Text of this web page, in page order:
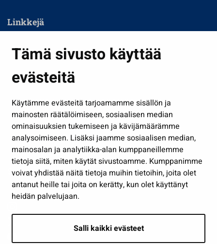
Tämä sivusto käyttää
evästeitä
Käytämme evästeitä tarjoamamme sisällön ja
mainosten räätälöimiseen, sosiaalisen median
ominaisuuksien tukemiseen ja kävijämäärämme
analysoimiseen. Lisäksi jaamme sosiaalisen median,
mainosalan ja analytiikka-alan kumppaneillemme
tietoja siitä, miten käytät sivustoamme. Kumppanimme
voivat yhdistää näitä tietoja muihin tietoihin, joita olet
antanut heille tai joita on kerätty, kun olet käyttänyt
heidän palvelujaan.
Salli kaikki evästeet
Linkkejä
Kasvatus ja opetus
Kulttuuri ja liikunta
Työ ja yrittäminen
Osallistu ja asioi
Näytä omat evästeasetukseni
Seuraa meitä